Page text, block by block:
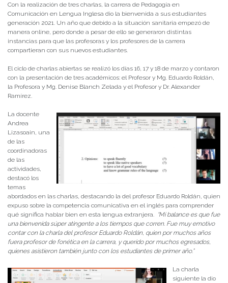
Con la realización de tres charlas, la carrera de Pedagogía en
Comunicación en Lengua Inglesa dio la bienvenida a sus estudiantes
generación 2021. Un año que debido a la situación sanitaria empezó de
manera online, pero donde a pesar de ello se generaron distintas
instancias para que las profesoras y los profesores de la carrera
compartieran con sus nuevos estudiantes.
El ciclo de charlas abiertas se realizó los días 16, 17 y 18 de marzo y contaron
con la presentación de tres académicos: el Profesor y Mg. Eduardo Roldán,
la Profesora y Mg. Denise Blanch Zelada y el Profesor y Dr. Alexander
Ramírez.
La docente
Andrea
Lizasoain, una
de las
coordinadoras
de las
actividades,
destacó los
temas
abordados en las charlas, destacando la del profesor Eduardo Roldán, quien
expuso sobre la competencia comunicativa en el inglés para comprender
qué significa hablar bien en esta lengua extranjera. “Mi balance es que fue
una bienvenida súper atingente a los tiempos que corren. Fue muy emotivo
contar con la charla del profesor Eduardo Roldán, quien por muchos años
fuera profesor de fonética en la carrera, y querido por muchos egresados,
quienes asistieron también junto con los estudiantes de primer año.”
La charla
siguiente la dio